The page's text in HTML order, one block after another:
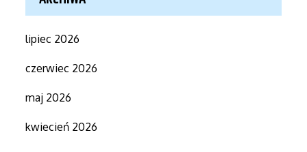
lipiec 2026
czerwiec 2026
maj 2026
kwiecień 2026